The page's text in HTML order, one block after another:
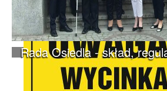
Rada Osiedla - skład,